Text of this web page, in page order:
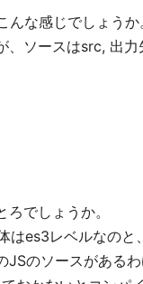
な感じでしょうか
、ソースはsrc, 出
でしょうか。
はes3レベルなのと
JSのソースがある